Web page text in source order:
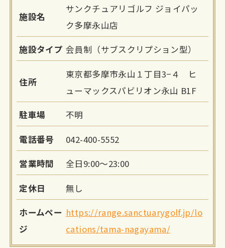
施設名
サンクチュアリゴルフ ジョイパッ
ク多摩永山店
施設タイプ 会員制（サブスクリプション型）
住所
東京都多摩市永山１丁目3−４ ヒ
ューマックスパビリオン永山 B1F
駐車場 不明
電話番号 042-400-5552
営業時間 全日9:00〜23:00
定休日 無し
ホームペー
ジ
https://range.sanctuarygolf.jp/lo
cations/tama-nagayama/